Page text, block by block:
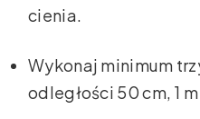
cienia.
Wykonaj minimum
odległości 50 cm, 1 m